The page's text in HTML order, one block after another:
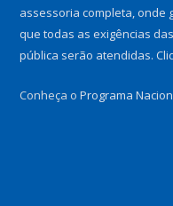
assessoria completa, onde
que todas as exigências
pública serão atendidas.
Conheça o Programa